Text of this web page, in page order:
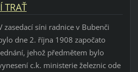
TRAŤ
zasedací síni radnice v Bubenči
dne 2. října 1908 započato
jehož předmětem bylo
c.k. ministerie železnic ode